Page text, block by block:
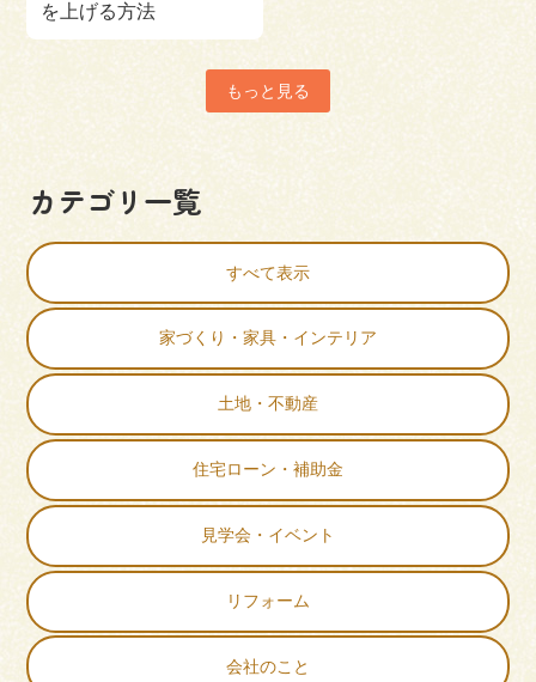
を上げる方法
もっと見る
カテゴリ一覧
すべて表示
家づくり・家具・インテリア
土地・不動産
住宅ローン・補助金
見学会・イベント
リフォーム
会社のこと